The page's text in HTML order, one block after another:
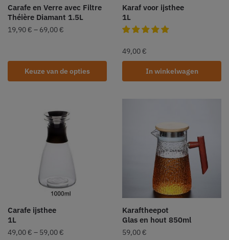
Carafe en Verre avec Filtre
Théière Diamant 1.5L
19,90 € – 69,00 €
Keuze van de opties
Karaf voor ijsthee
1L
49,00 €
In winkelwagen
Carafe ijsthee
1L
49,00 € – 59,00 €
Karaftheepot
Glas en hout 850ml
59,00 €